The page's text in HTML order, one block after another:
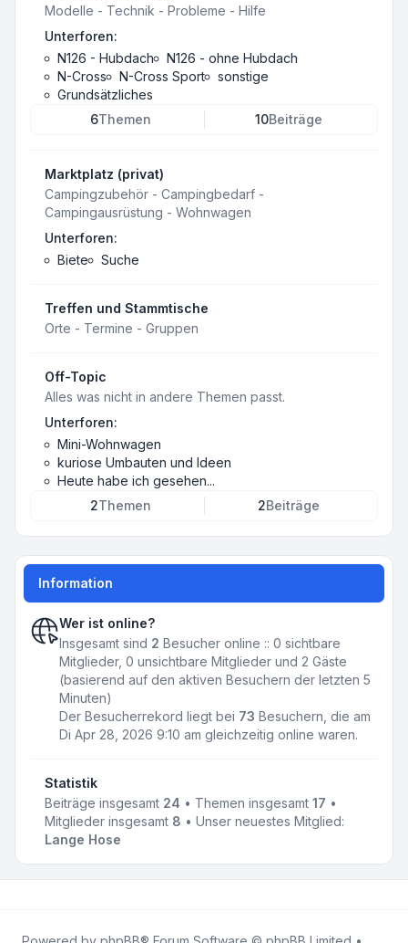
Modelle - Technik - Probleme - Hilfe
Unterforen:
N126 - Hubdach
N126 - ohne Hubdach
N-Cross
N-Cross Sport
sonstige
Grundsätzliches
6Themen 10Beiträge
Marktplatz (privat)
Campingzubehör - Campingbedarf -
Campingausrüstung - Wohnwagen
Unterforen:
Biete
Suche
Treffen und Stammtische
Orte - Termine - Gruppen
Off-Topic
Alles was nicht in andere Themen passt.
Unterforen:
Mini-Wohnwagen
kuriose Umbauten und Ideen
Heute habe ich gesehen...
2Themen 2Beiträge
Information
Wer ist online?
Insgesamt sind 2 Besucher online :: 0 sichtbare
Mitglieder, 0 unsichtbare Mitglieder und 2 Gäste
(basierend auf den aktiven Besuchern der letzten 5
Minuten)
Der Besucherrekord liegt bei 73 Besuchern, die am
Di Apr 28, 2026 9:10 am gleichzeitig online waren.
Statistik
Beiträge insgesamt 24 • Themen insgesamt 17 •
Mitglieder insgesamt 8 • Unser neuestes Mitglied:
Lange Hose